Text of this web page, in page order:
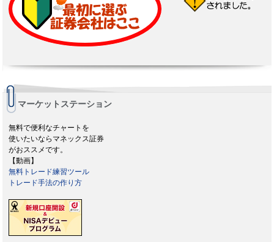
マーケットステーション
無料で便利なチャートを
使いたいならマネックス証券
がおススメです。
【動画】
無料トレード練習ツール
トレード手法の作り方